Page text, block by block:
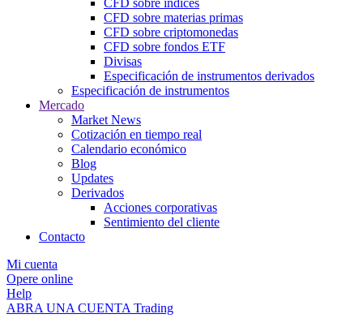
CFD sobre materias primas
CFD sobre criptomonedas
CFD sobre fondos ETF
Divisas
Especificación de instrumentos derivados
Especificación de instrumentos
Mercado
Market News
Cotización en tiempo real
Calendario económico
Blog
Updates
Derivados
Acciones corporativas
Sentimiento del cliente
Contacto
Mi cuenta
Opere online
Help
ABRA UNA CUENTA Trading